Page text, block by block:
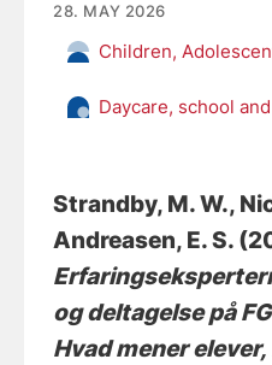
28. MAY 2026
Children,
Daycare, school
Strandby, M. W.,
Andreasen, E. S.
og deltagelse på
Hvad mener